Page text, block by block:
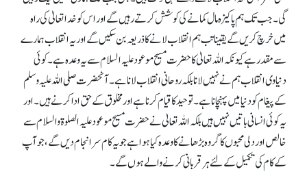
گی۔ جب تک ہم پاکیزہ مال کمانے کی کوشش کرتے رہیں گے اور اس کو خدا تعالیٰ کی راہ
میں خرچ کریں گے یقینا تب ہم انقلاب لانے کا ذریعہ بن سکیں گے اور یہ انقلاب ہمارے
سے مقدر ہے کیونکہ اللہ تعالیٰ کا حضرت مسیح موعود علیہ السلام سے یہ وعدہ ہے۔ کوئی
دنیاوی انقلاب ہم نے نہیں لانا بلکہ روحانی انقلاب لانا ہے۔ آنحضرت صلی اللہ علیہ وسلم
کے پیغام کو دنیا میں پہنچانا ہے۔ توحید کا قیام کرنا ہے اور مخلوق کے حق ادا کرنے ہیں۔ اور
یہ کوئی انسانی باتیں نہیں ہیں بلکہ اللہ تعالیٰ نے حضرت مسیح موعود علیہ الصلوۃ والسلام سے
خالص اور دلی محبوں کا گروہ بڑھانے کا وعدہ کیا ہوا ہے جو یہ کام سرانجام دیں گے، جو آپ
کے کام کی تکمیل کے لئے ہر قربانی کرنے والے ہوں گے۔